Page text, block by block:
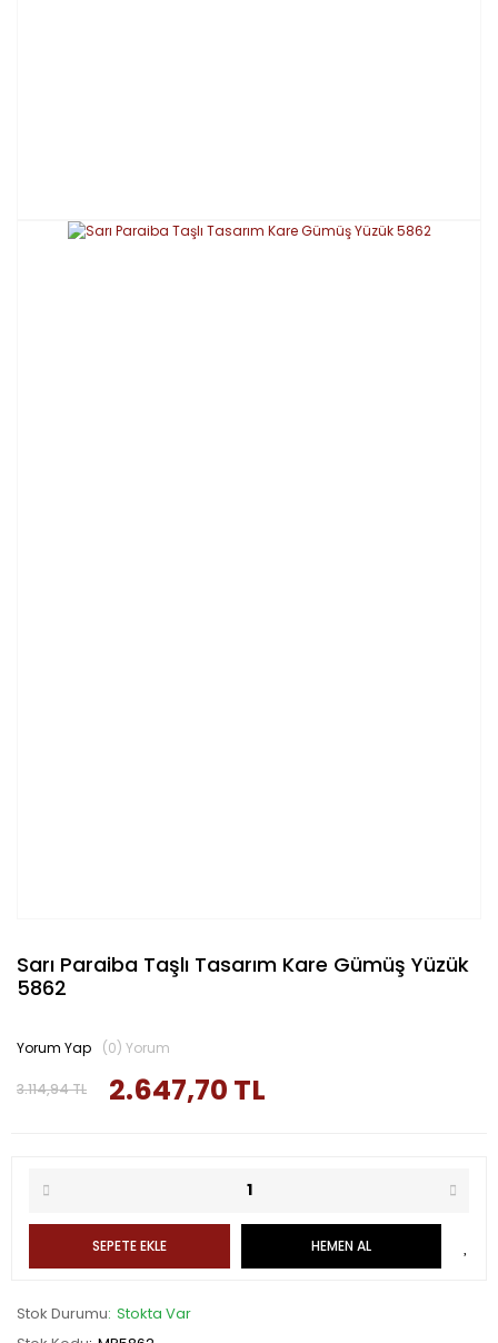
Sarı Paraiba Taşlı Tasarım Kare Gümüş Yüzük
5862
3.114,94 TL 2.647,70 TL
Yorum Yap (0) Yorum
SEPETE EKLE HEMEN AL
Stok Durumu Stokta Var